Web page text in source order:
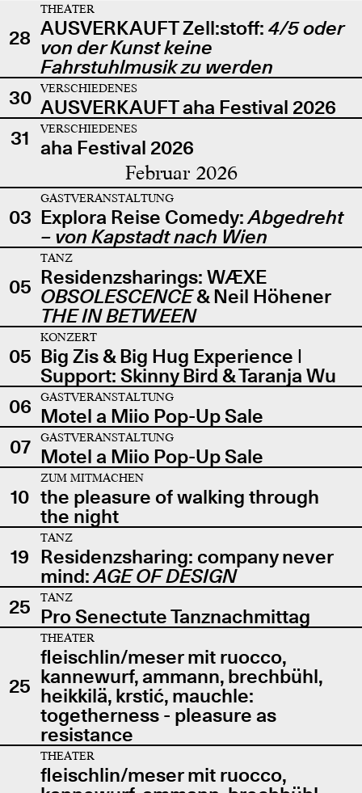
28
THEATER
AUSVERKAUFT Zell:stoff: 4/5 oder
von der Kunst keine
Fahrstuhlmusik zu werden
30
VERSCHIEDENES
AUSVERKAUFT aha Festival 2026
31
VERSCHIEDENES
aha Festival 2026
Februar 2026
03
GASTVERANSTALTUNG
Explora Reise Comedy:Abgedreht
– von Kapstadt nach Wien
05
TANZ
Residenzsharings: WÆXE
OBSOLESCENCE& Neil Höhener
THE IN BETWEEN
05
KONZERT
Big Zis & Big Hug Experience |
Support: Skinny Bird & Taranja Wu
06
GASTVERANSTALTUNG
Motel a Miio Pop-Up Sale
07
GASTVERANSTALTUNG
Motel a Miio Pop-Up Sale
10
ZUM MITMACHEN
the pleasure of walking through
the night
19
TANZ
Residenzsharing: company never
mind:AGE OF DESIGN
25
TANZ
Pro Senectute Tanznachmittag
25
THEATER
fleischlin/meser mit ruocco,
kannewurf, ammann, brechbühl,
heikkilä, krstić, mauchle:
togetherness - pleasure as
resistance
THEATER
fleischlin/meser mit ruocco,